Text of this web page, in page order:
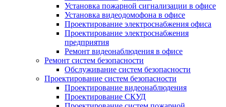
Установка пожарной сигнализации в офисе
Установка видеодомофона в офисе
Проектирование электроснабжения офиса
Проектирование электроснабжения
предприятия
Ремонт видеонаблюдения в офисе
Ремонт систем безопасности
Обслуживание систем безопасности
Проектирование систем безопасности
Проектирование видеонаблюдения
Проектирование СКУД